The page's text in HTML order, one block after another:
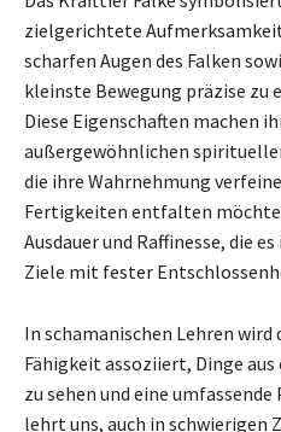
zielgerichtete
scharfen Augen des Falken
kleinste Bewegung präzise zu
Diese Eigenschaften machen
außergewöhnlichen
die ihre Wahrnehmung
Fertigkeiten entfalten
Ausdauer und Raffinesse, die
Ziele mit fester
In schamanischen Lehren wird
Fähigkeit assoziiert, Dinge
zu sehen und eine
lehrt uns, auch in schwierigen